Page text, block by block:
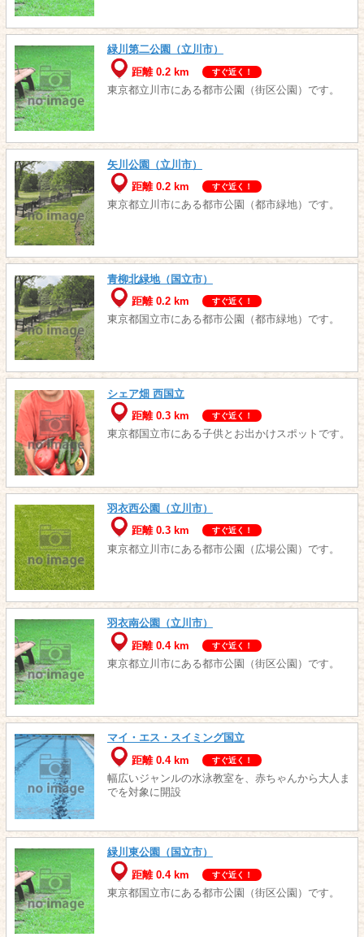
緑川第二公園（立川市）
距離 0.2 km
すぐ近く！
東京都立川市にある都市公園（街区公園）です。
矢川公園（立川市）
距離 0.2 km
すぐ近く！
東京都立川市にある都市公園（都市緑地）です。
青柳北緑地（国立市）
距離 0.2 km
すぐ近く！
東京都国立市にある都市公園（都市緑地）です。
シェア畑 西国立
距離 0.3 km
すぐ近く！
東京都国立市にある子供とお出かけスポットです。
羽衣西公園（立川市）
距離 0.3 km
すぐ近く！
東京都立川市にある都市公園（広場公園）です。
羽衣南公園（立川市）
距離 0.4 km
すぐ近く！
東京都立川市にある都市公園（街区公園）です。
マイ・エス・スイミング国立
距離 0.4 km
すぐ近く！
幅広いジャンルの水泳教室を、赤ちゃんから大人ま
でを対象に開設
緑川東公園（国立市）
距離 0.4 km
すぐ近く！
東京都国立市にある都市公園（街区公園）です。